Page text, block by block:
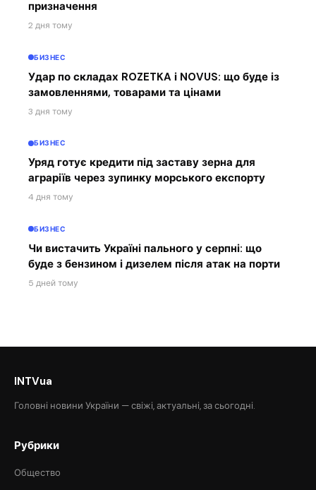
призначення
2 дня тому
БИЗНЕС
Удар по складах ROZETKA і NOVUS: що буде із
замовленнями, товарами та цінами
3 дня тому
БИЗНЕС
Уряд готує кредити під заставу зерна для
аграріїв через зупинку морського експорту
4 дня тому
БИЗНЕС
Чи вистачить Україні пального у серпні: що
буде з бензином і дизелем після атак на порти
5 дней тому
INTVua
Головні новини України — свіжі, актуальні, за сьогодні.
Рубрики
Общество